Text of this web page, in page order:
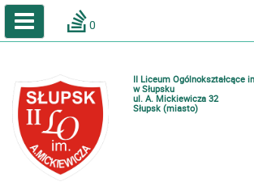
Katalog online biblioteki szkolnej
0
II Liceum Ogólnokształcące
w Słupsku
ul. A. Mickiewicza 32
Słupsk (miasto)